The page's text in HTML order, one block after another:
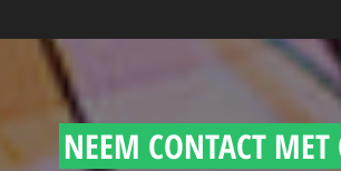
NEEM CONTACT MET